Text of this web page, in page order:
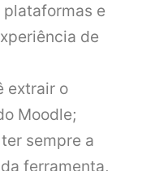
e
de
extrair o
Moodle;
sempre a
ferramenta,